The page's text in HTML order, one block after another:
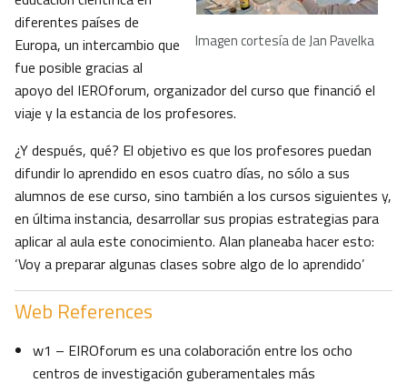
Imagen cortesía de Jan Pavelka
diferentes países de
Europa, un intercambio que
fue posible gracias al
apoyo del IEROforum, organizador del curso que financió el
viaje y la estancia de los profesores.
¿Y después, qué? El objetivo es que los profesores puedan
difundir lo aprendido en esos cuatro días, no sólo a sus
alumnos de ese curso, sino también a los cursos siguientes y,
en última instancia, desarrollar sus propias estrategias para
aplicar al aula este conocimiento. Alan planeaba hacer esto:
‘Voy a preparar algunas clases sobre algo de lo aprendido’
Web References
w1 – EIROforum es una colaboración entre los ocho
centros de investigación guberamentales más